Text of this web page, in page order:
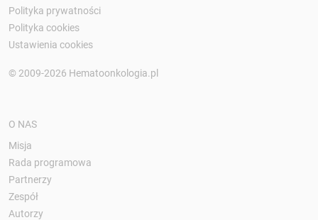
Polityka prywatności
Polityka cookies
Ustawienia cookies
© 2009-2026 Hematoonkologia.pl
O NAS
Misja
Rada programowa
Partnerzy
Zespół
Autorzy